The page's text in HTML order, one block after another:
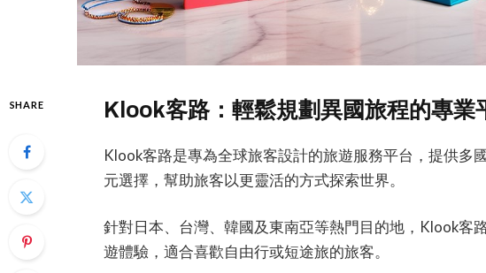
SHARE Klook客路：輕鬆規劃異國旅程的專業
Klook客路是專為全球旅客設計的旅遊服務平台，提供多
元選擇，幫助旅客以更靈活的方式探索世界。
針對日本、台灣、韓國及東南亞等熱門目的地，Klook客
遊體驗，適合喜歡自由行或短途旅的旅客。